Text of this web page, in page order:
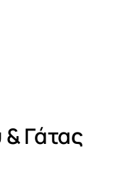
Γάτας